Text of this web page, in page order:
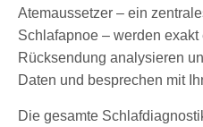
Atemaussetzer – ein
Schlafapnoe – werden
Rücksendung analysieren
Daten und besprechen mit
Die gesamte